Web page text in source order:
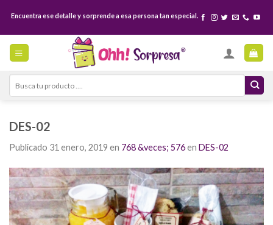
content
Encuentra ese detalle y sorprende a esa persona tan especial.
Search
for:
DES-02
Publicado 31 enero, 2019 en 768 &veces; 576en DES-02